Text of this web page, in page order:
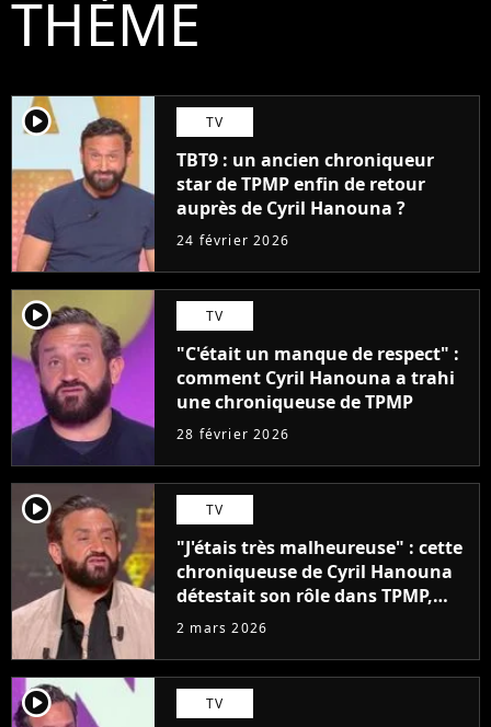
THÈME
player2 TV
TBT9 : un ancien chroniqueur
star de TPMP enfin de retour
auprès de Cyril Hanouna ?
24 février 2026
player2 TV
"C'était un manque de respect" :
comment Cyril Hanouna a trahi
une chroniqueuse de TPMP
28 février 2026
player2 TV
"J'étais très malheureuse" : cette
chroniqueuse de Cyril Hanouna
détestait son rôle dans TPMP,
mais est restée "pour l'argent"
2 mars 2026
player2 TV